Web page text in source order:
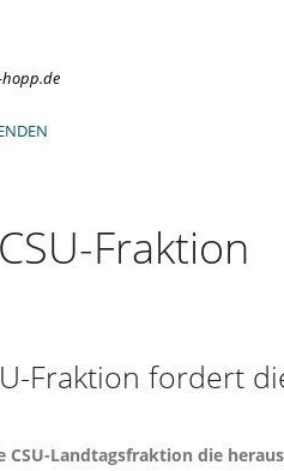
Fraktion
Fraktion fordert
Landtagsfraktion die